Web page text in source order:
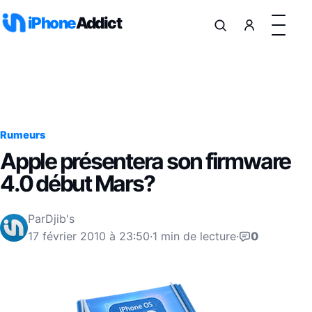
iPhoneAddict
Rumeurs
Apple présentera son firmware
4.0 début Mars?
ParDjib's
17 février 2010 à 23:50·1 min de lecture· 0